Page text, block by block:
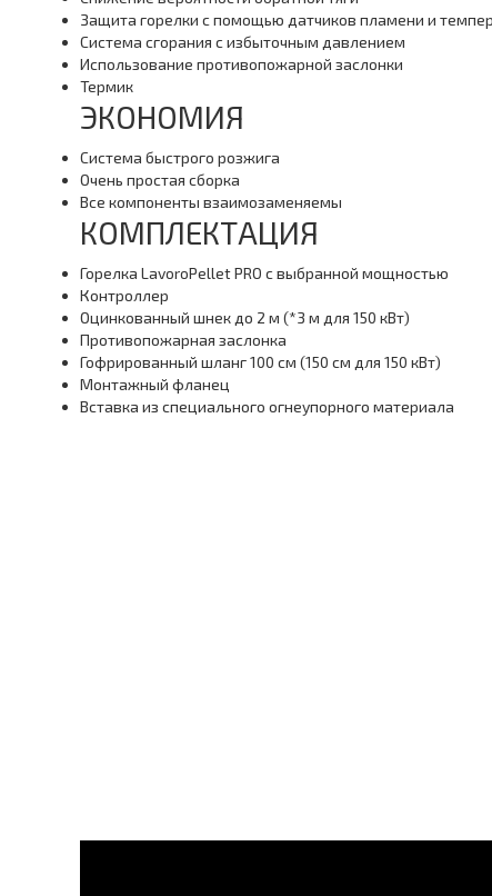
Защита горелки с помощью датчиков пламени и
Система сгорания с избыточным давлением
Использование противопожарной заслонки
Термик
ЭКОНОМИЯ
Система быстрого розжига
Очень простая сборка
Все компоненты взаимозаменяемы
КОМПЛЕКТАЦИЯ
Горелка LavoroPellet PRO с выбранной мощностью
Контроллер
Оцинкованный шнек до 2 м (*3 м для 150 кВт)
Противопожарная заслонка
Гофрированный шланг 100 см (150 см для 150 кВт)
Монтажный фланец
Вставка из специального огнеупорного материала